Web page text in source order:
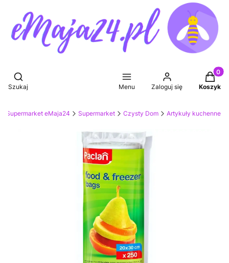
Otwórz wyszukiwarkę
Szukaj Menu Zaloguj się Koszyk
Supermarket eMaja24 Supermarket Czysty Dom Artykuły kuchenne